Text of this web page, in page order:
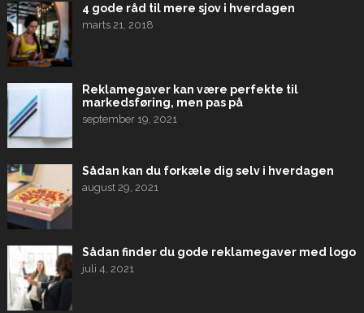
4 gode råd til mere sjov i hverdagen
marts 21, 2018
Reklamegaver kan være perfekte til
markedsføring, men pas på
september 19, 2021
Sådan kan du forkæle dig selv i hverdagen
august 29, 2021
Sådan finder du gode reklamegaver med logo
juli 4, 2021